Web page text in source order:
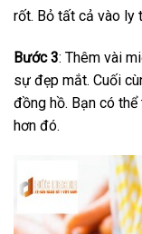
rốt. Bỏ tất cả vào ly
Bước 3: Thêm vài
sự đẹp mắt. Cuối
đồng hồ. Bạn có
hơn đó.